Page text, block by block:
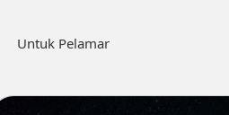
Untuk Pelamar